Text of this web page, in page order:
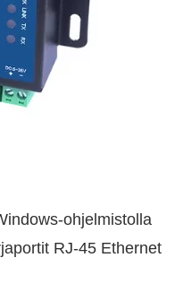
ohjelmistolla
RJ-45 Ethernet